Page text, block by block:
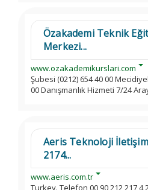
Özakademi Teknik
Merkezi...
www.ozakademikurslari.com
Şubesi (0212) 654 40 00
00 Danışmanlık Hizmeti 7/24
Aeris Teknoloji
2174...
www.aeris.com.tr
Turkey. Telefon 00 90 212 217 4